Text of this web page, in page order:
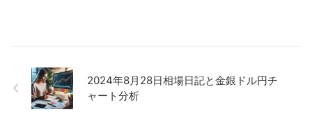
2024年8月28日相場日記と金銀ドル円チ
ャート分析